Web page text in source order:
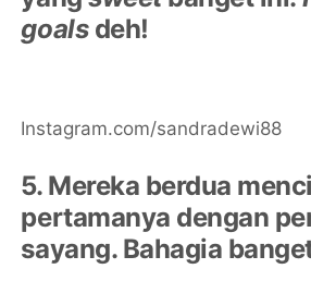
goalsdeh!
Instagram.com/sandradewi88
5. Mereka berdua
pertamanya dengan
sayang. Bahagia